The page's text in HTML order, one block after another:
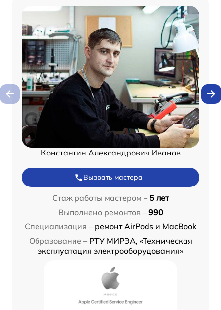
Константин Александрович Иванов
Вызвать мастера
Стаж работы мастером – 5 лет
Выполнено ремонтов – 990
Специализация – ремонт AirPods и MacBook
Образование – РТУ МИРЭА, «Техническая
эксплуатация электрооборудования»